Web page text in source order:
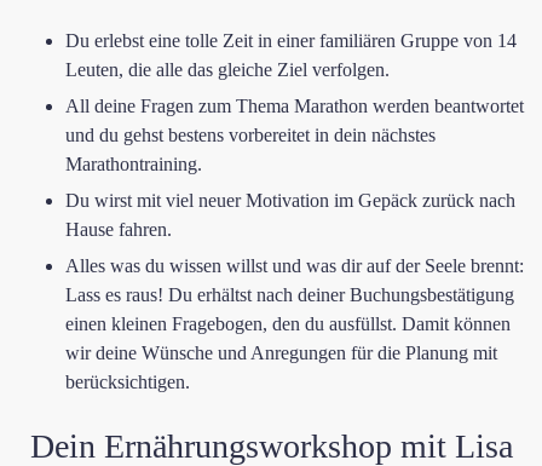
​Du erlebst eine tolle Zeit in einer familiären Gruppe von 1​4
Leuten, die alle das gleiche Ziel verfolgen.
​All deine Fragen zum Thema Marathon werden beantwortet
und du gehst bestens vorbereitet in dein nächstes
Marathontraining.
​Du wirst mit viel neuer Motivation im Gepäck zurück nach
Hause fahren.​
​Alles was du wissen willst und was dir auf der Seele brennt:
Lass es raus! Du erhältst nach deiner Buchungsbestätigung
einen kleinen Fragebogen, den du ausfüllst. Damit können
wir deine Wünsche und Anregungen für die Planung mit
berücksichtigen.
Dein Ernährungsworkshop mit Lisa